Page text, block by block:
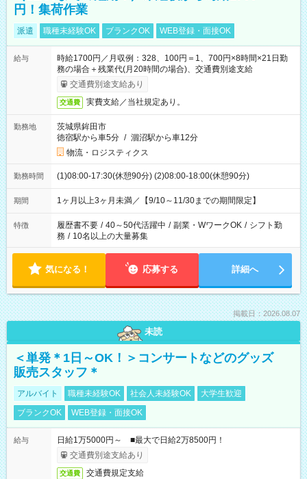
円！集荷作業
派遣 職種未経験OK ブランクOK WEB登録・面接OK
給与
時給1700円／月収例：328、100円＝1、700円×8時間×21日勤
務の場合＋残業代(月20時間の場合)、交通費別途支給
交通費別途支給あり
交通費 実費支給／当社規定あり。
勤務地
茨城県鉾田市
徳宿駅から車5分 / 涸沼駅から車12分
物流・ロジスティクス
勤務時間 (1)08:00-17:30(休憩90分) (2)08:00-18:00(休憩90分)
期間 1ヶ月以上3ヶ月未満／【9/10～11/30までの期間限定】
特徴 履歴書不要 / 40～50代活躍中 / 副業・WワークOK / シフト勤
務 / 10名以上の大量募集
気になる！ 応募する 詳細へ
掲載日：2026.08.07
未読
＜単発＊1日～OK！＞コンサートなどのグッズ
販売スタッフ＊
アルバイト 職種未経験OK 社会人未経験OK
大学生歓迎
ブランクOK
WEB登録・面接OK
給与
日給1万5000円～ ■最大で日給2万8500円！
交通費別途支給あり
交通費 交通費規定支給